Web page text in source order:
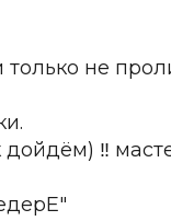
не
дойдём) ‼️